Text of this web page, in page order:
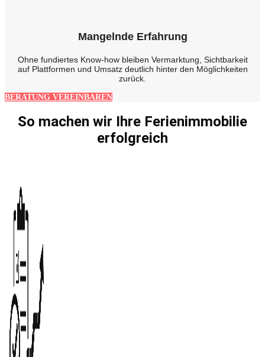
Mangelnde Erfahrung
Ohne fundiertes Know-how bleiben Vermarktung, Sichtbarkeit
auf Plattformen und Umsatz deutlich hinter den Möglichkeiten
zurück.
BERATUNG VEREINBAREN
So machen wir Ihre Ferienimmobilie
erfolgreich